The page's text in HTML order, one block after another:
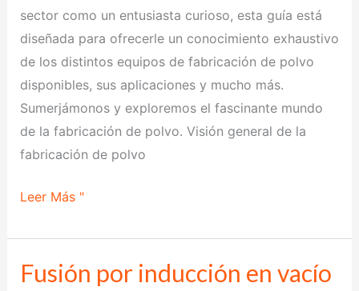
sector como un entusiasta curioso, esta guía está
diseñada para ofrecerle un conocimiento exhaustivo
de los distintos equipos de fabricación de polvo
disponibles, sus aplicaciones y mucho más.
Sumerjámonos y exploremos el fascinante mundo
de la fabricación de polvo. Visión general de la
fabricación de polvo
Leer Más "
Fusión por inducción en vacío
Fusión